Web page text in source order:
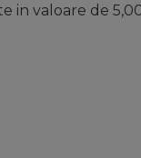
in valoare de